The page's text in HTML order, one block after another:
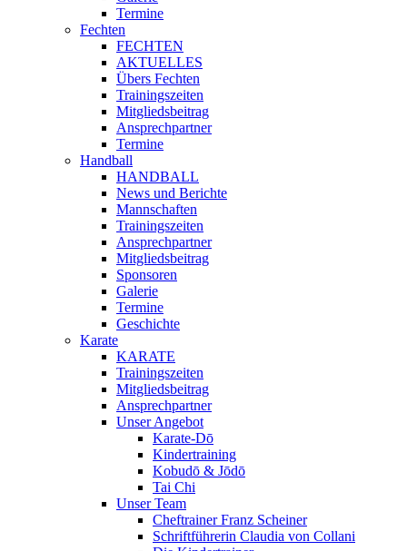
Termine
Fechten
FECHTEN
AKTUELLES
Übers Fechten
Trainingszeiten
Mitgliedsbeitrag
Ansprechpartner
Termine
Handball
HANDBALL
News und Berichte
Mannschaften
Trainingszeiten
Ansprechpartner
Mitgliedsbeitrag
Sponsoren
Galerie
Termine
Geschichte
Karate
KARATE
Trainingszeiten
Mitgliedsbeitrag
Ansprechpartner
Unser Angebot
Karate-Dō
Kindertraining
Kobudō & Jōdō
Tai Chi
Unser Team
Cheftrainer Franz Scheiner
Schriftführerin Claudia von Collani